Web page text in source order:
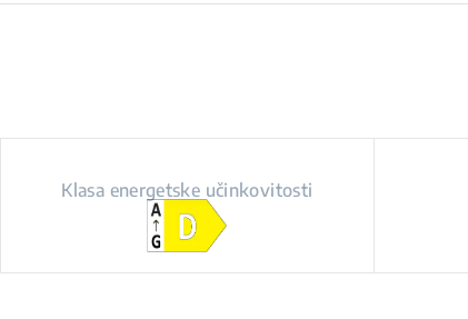
Klasa energetske učinkovitosti